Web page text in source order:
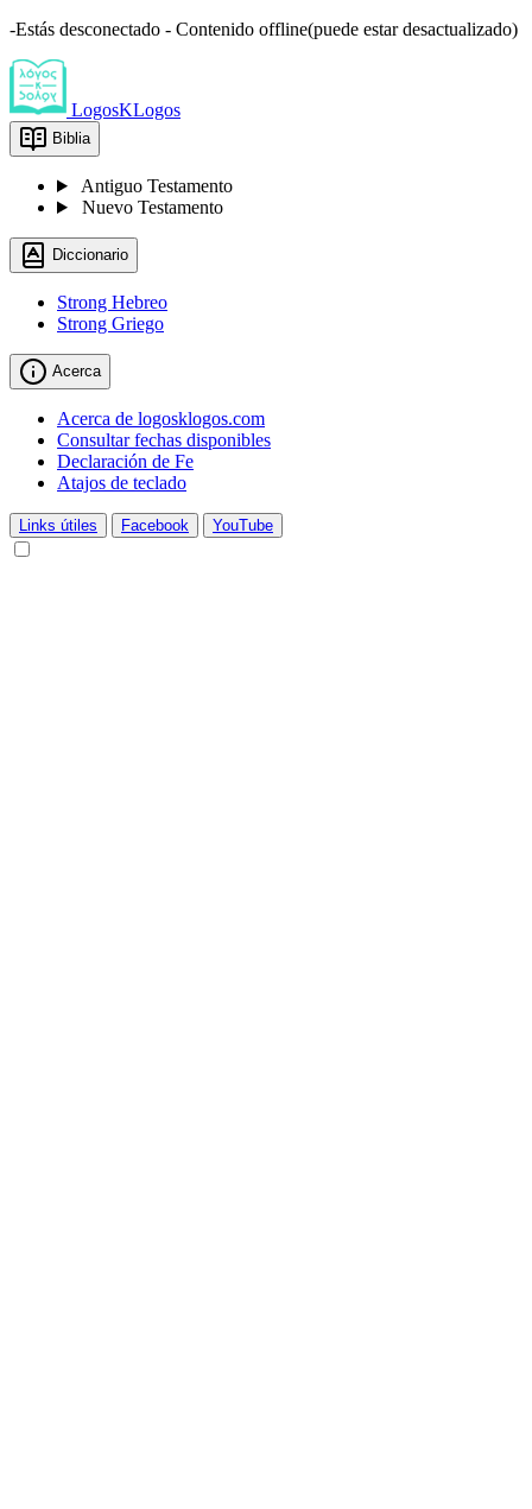
-Estás desconectado - Contenido offline(puede estar desactualizado)
LogosKLogos
Biblia
Antiguo Testamento
Nuevo Testamento
Diccionario
Strong Hebreo
Strong Griego
Acerca
Acerca de logosklogos.com
Consultar fechas disponibles
Declaración de Fe
Atajos de teclado
Links útiles Facebook YouTube